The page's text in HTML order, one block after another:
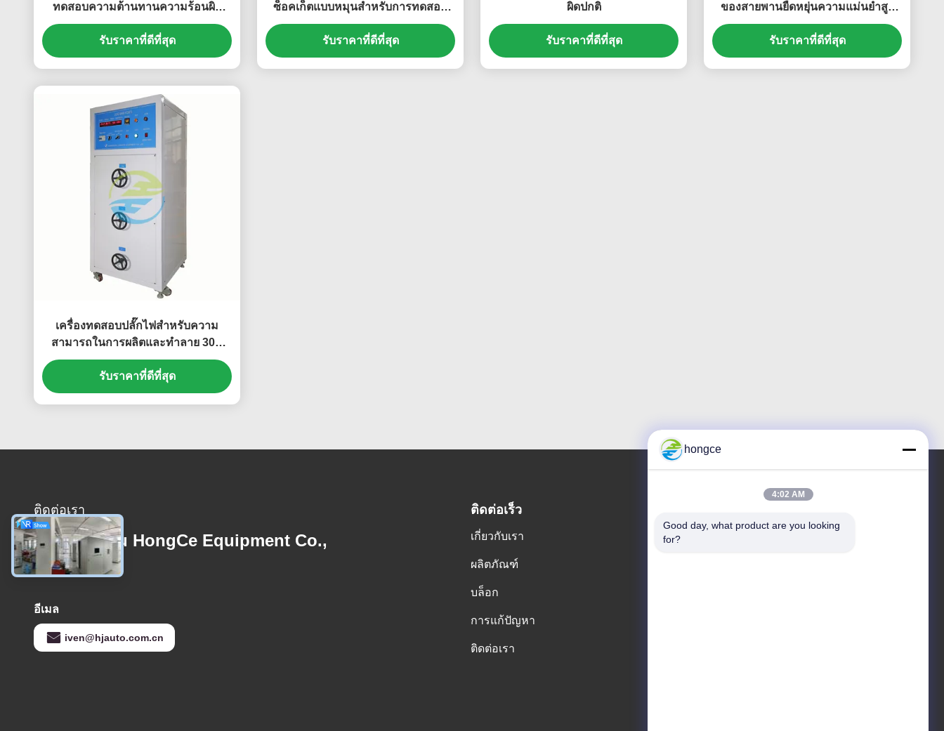
ทดสอบความต้านทานความร้อนผิด
ปกติสำหรับการทดสอบการปฏิบัติตาม
ปลั๊กซ็อกเก็ต
รับราคาที่ดีที่สุด
ซ็อคเก็ตแบบหมุนสําหรับการทดสอบ
ความสามารถในการหักและอายุการใช้
งาน
รับราคาที่ดีที่สุด
ผิดปกติ
รับราคาที่ดีที่สุด
ของสายพานยืดหยุ่นความแม่นยําสูง
สําหรับการทดสอบความสมบูรณ์แบบ
และความแข็งแรงทางกล
รับราคาที่ดีที่สุด
เครื่องทดสอบปลั๊กไฟสำหรับความ
สามารถในการผลิตและทำลาย 30A
300V และอุปกรณ์ทดสอบโหลดการ
ทำงานปกติ
รับราคาที่ดีที่สุด
ติดต่อเรา
Guangzhou HongCe Equipment Co.,
Ltd.
อีเมล
iven@hjauto.com.cn
ติดต่อเร็ว
เกี่ยวกับเรา
ผลิตภัณฑ์
บล็อก
การแก้ปัญหา
ติดต่อเรา
ที่อยู่ :
hongce
4:02 AM
Good day, what product are you looking
for?